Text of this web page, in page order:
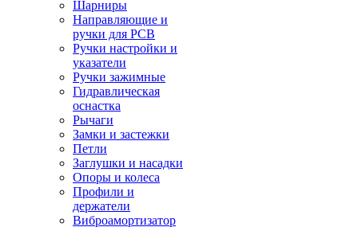
Шарниры
Направляющие и
ручки для PCB
Ручки настройки и
указатели
Ручки зажимные
Гидравлическая
оснастка
Рычаги
Замки и застежки
Петли
Заглушки и насадки
Опоры и колеса
Профили и
держатели
Виброамортизатор